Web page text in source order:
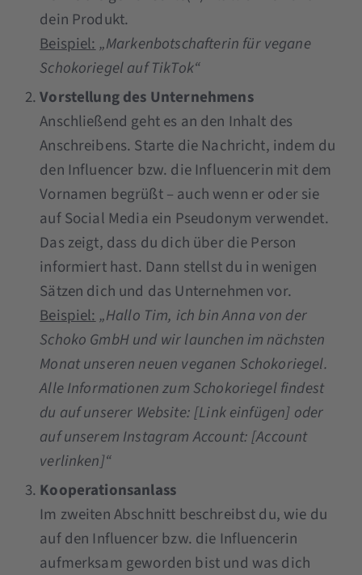
dein Produkt.
Beispiel:„Markenbotschafterin für vegane
Schokoriegel auf TikTok“
Vorstellung des Unternehmens
Anschließend geht es an den Inhalt des
Anschreibens. Starte die Nachricht, indem du
den Influencer bzw. die Influencerin mit dem
Vornamen begrüßt – auch wenn er oder sie
auf Social Media ein Pseudonym verwendet.
Das zeigt, dass du dich über die Person
informiert hast. Dann stellst du in wenigen
Sätzen dich und das Unternehmen vor.
Beispiel:„Hallo Tim, ich bin Anna von der
Schoko GmbH und wir launchen im nächsten
Monat unseren neuen veganen Schokoriegel.
Alle Informationen zum Schokoriegel findest
du auf unserer Website: [Link einfügen] oder
auf unserem Instagram Account: [Account
verlinken]“
Kooperationsanlass
Im zweiten Abschnitt beschreibst du, wie du
auf den Influencer bzw. die Influencerin
aufmerksam geworden bist und was dich